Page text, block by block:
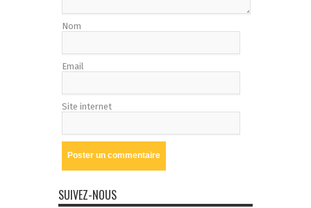
Nom
Email
Site internet
SUIVEZ-NOUS